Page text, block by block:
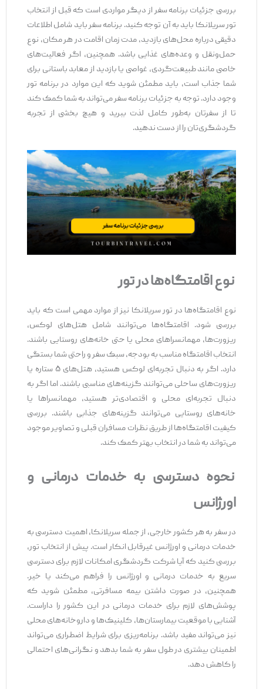
بررسی جزئیات برنامه سفر از دیگر مواردی است که قبل از انتخاب
تور سریلانکا باید به آن توجه کنید. برنامه سفر باید شامل اطلاعات
دقیقی درباره محل‌های بازدید، مدت زمان اقامت در هر مکان، نوع
حمل‌ونقل و وعده‌های غذایی باشد. همچنین، اگر فعالیت‌های
خاصی مانند طبیعت‌گردی، غواصی یا بازدید از معابد باستانی برای
شما جذاب است، باید مطمئن شوید که این موارد در برنامه تور
وجود دارد. توجه به جزئیات برنامه سفر می‌تواند به شما کمک کند
تا از سفرتان به‌طور کامل لذت ببرید و هیچ بخشی از تجربه
گردشگری‌تان را از دست ندهید.
نوع اقامتگاه‌ها در تور
نوع اقامتگاه‌ها در تور سریلانکا نیز از موارد مهمی است که باید
بررسی شود. اقامتگاه‌ها می‌توانند شامل هتل‌های لوکس،
ریزورت‌ها، مهمانسراهای محلی یا حتی خانه‌های روستایی باشند.
انتخاب اقامتگاه مناسب به بودجه، سبک سفر و راحتی شما بستگی
دارد. اگر به دنبال تجربه‌ای لوکس هستید، هتل‌های ۵ ستاره یا
ریزورت‌های ساحلی می‌توانند گزینه‌های مناسبی باشند. اما اگر به
دنبال تجربه‌ای محلی و اقتصادی‌تر هستید، مهمانسراها یا
خانه‌های روستایی می‌توانند گزینه‌های جذابی باشند. بررسی
کیفیت اقامتگاه‌ها از طریق نظرات مسافران قبلی و تصاویر موجود
می‌تواند به شما در انتخاب بهتر کمک کند.
نحوه دسترسی به خدمات درمانی و
اورژانس
در سفر به هر کشور خارجی، از جمله سریلانکا، اهمیت دسترسی به
خدمات درمانی و اورژانس غیرقابل انکار است. پیش از انتخاب تور،
بررسی کنید که آیا شرکت گردشگری امکانات لازم برای دسترسی
سریع به خدمات درمانی و اورژانس را فراهم می‌کند یا خیر.
همچنین، در صورت داشتن بیمه مسافرتی، مطمئن شوید که
پوشش‌های لازم برای خدمات درمانی در این کشور را داراست.
آشنایی با موقعیت بیمارستان‌ها، کلینیک‌ها و داروخانه‌های محلی
نیز می‌تواند مفید باشد. برنامه‌ریزی برای شرایط اضطراری می‌تواند
اطمینان بیشتری در طول سفر به شما بدهد و نگرانی‌های احتمالی
را کاهش دهد.